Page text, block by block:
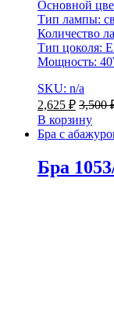
Основной
Тип лампы:
Количество
Тип цоколя:
Мощность:
SKU: n/a
2,625 ₽ 3,500
В корзину
Бра с
Бра